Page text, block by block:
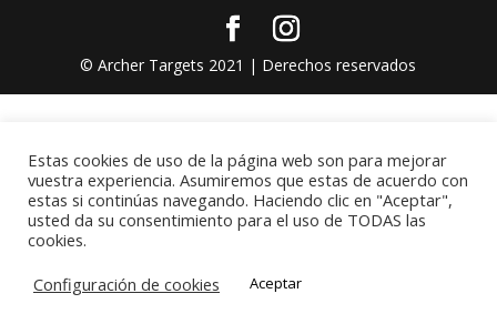
© Archer Targets 2021 | Derechos reservados
Estas cookies de uso de la página web son para mejorar
vuestra experiencia. Asumiremos que estas de acuerdo con
estas si continúas navegando. Haciendo clic en "Aceptar",
usted da su consentimiento para el uso de TODAS las
cookies.
Configuración de cookies
Aceptar